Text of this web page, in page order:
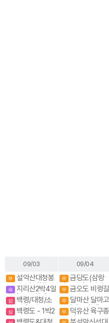
09/03
무 설악산대청봉
공룡능선 서북능
선 백담사
숙 지리산2박4일
숙박종주(화대.성
중)
섬 백령/대청/소
청- 3박4일
섬 백령도 - 1박2
일
09/04
무 금당도(삼랑
산)+금당적벽길.
블랙야크섬&산
무 금오도 비렁길
무 달마산 달마고
도길 수국축제
무 덕유산 육구종
주. 영구종주